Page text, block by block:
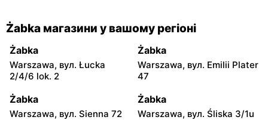
Żabka магазини у вашому регіоні
Żabka
Warszawa, вул. Łucka
2/4/6 lok. 2
Żabka
Warszawa, вул. Emilii Plater
47
Żabka
Warszawa, вул. Sienna 72
Żabka
Warszawa, вул. Śliska 3/1u